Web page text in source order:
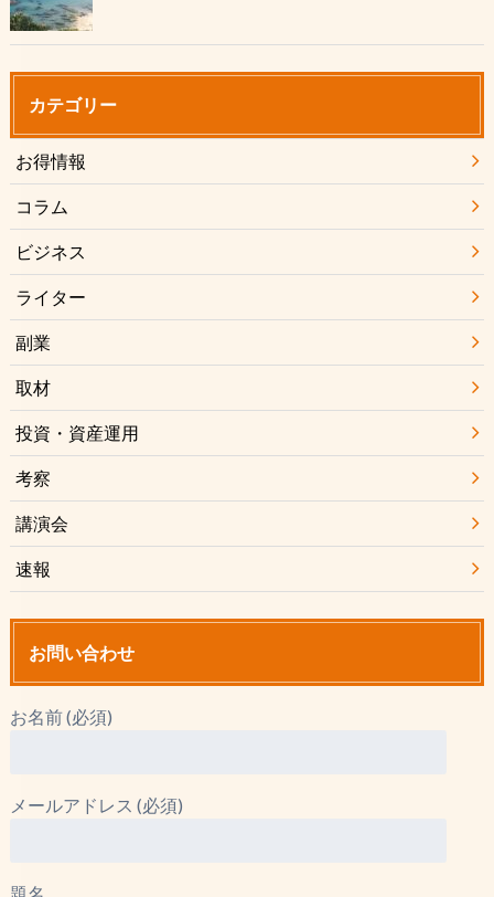
カテゴリー
お得情報
コラム
ビジネス
ライター
副業
取材
投資・資産運用
考察
講演会
速報
お問い合わせ
お名前 (必須)
メールアドレス (必須)